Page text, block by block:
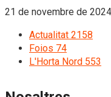
21 de novembre de 2024
Actualitat 2158
Foios 74
L'Horta Nord 553